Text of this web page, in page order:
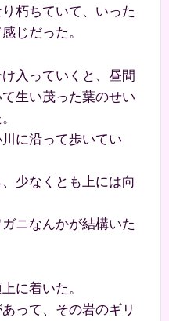
朽ちていて、いった
じだった。
入っていくと、昼間
生い茂った葉のせい
に沿って歩いてい
少なくとも上には向
ニなんかが結構いた
に着いた。
って、その岩のギリ